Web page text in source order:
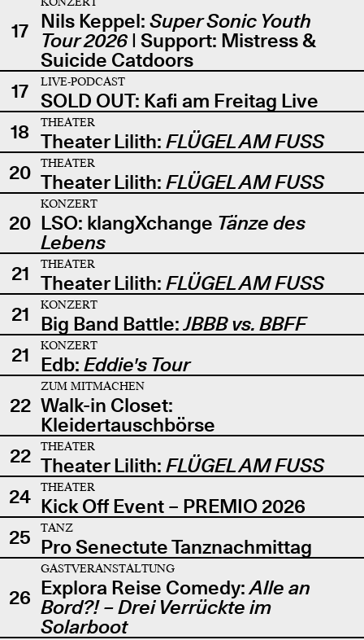
17 Nils Keppel: Super Sonic Youth
Tour 2026| Support: Mistress &
Suicide Catdoors
17
LIVE-PODCAST
SOLD OUT: Kafi am Freitag Live
18
THEATER
Theater Lilith: FLÜGEL AM FUSS
20
THEATER
Theater Lilith: FLÜGEL AM FUSS
20
KONZERT
LSO: klangXchange Tänze des
Lebens
21
THEATER
Theater Lilith: FLÜGEL AM FUSS
21
KONZERT
Big Band Battle:JBBB vs. BBFF
21
KONZERT
Edb: Eddie's Tour
22
ZUM MITMACHEN
Walk-in Closet:
Kleidertauschbörse
22
THEATER
Theater Lilith: FLÜGEL AM FUSS
24
THEATER
Kick Off Event – PREMIO 2026
25
TANZ
Pro Senectute Tanznachmittag
26
GASTVERANSTALTUNG
Explora Reise Comedy:Alle an
Bord?! – Drei Verrückte im
Solarboot